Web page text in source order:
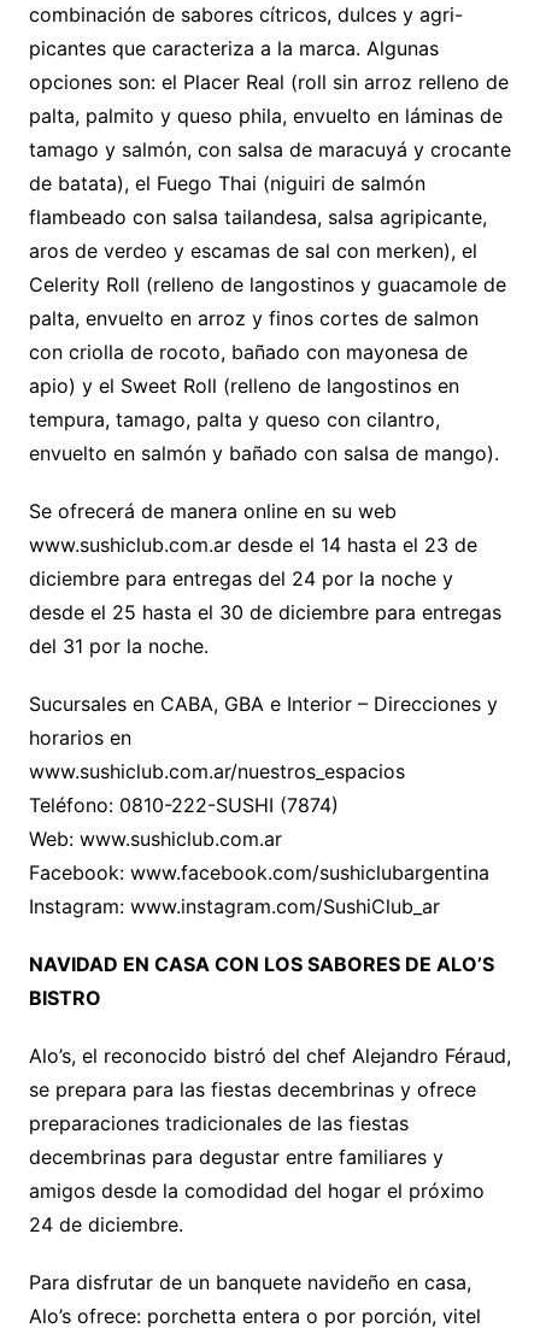
combinación de sabores cítricos, dulces y agri-
picantes que caracteriza a la marca. Algunas
opciones son: el Placer Real (roll sin arroz relleno de
palta, palmito y queso phila, envuelto en láminas de
tamago y salmón, con salsa de maracuyá y crocante
de batata), el Fuego Thai (niguiri de salmón
flambeado con salsa tailandesa, salsa agripicante,
aros de verdeo y escamas de sal con merken), el
Celerity Roll (relleno de langostinos y guacamole de
palta, envuelto en arroz y finos cortes de salmon
con criolla de rocoto, bañado con mayonesa de
apio) y el Sweet Roll (relleno de langostinos en
tempura, tamago, palta y queso con cilantro,
envuelto en salmón y bañado con salsa de mango).
Se ofrecerá de manera online en su web
www.sushiclub.com.ar desde el 14 hasta el 23 de
diciembre para entregas del 24 por la noche y
desde el 25 hasta el 30 de diciembre para entregas
del 31 por la noche.
Sucursales en CABA, GBA e Interior – Direcciones y
horarios en
www.sushiclub.com.ar/nuestros_espacios
Teléfono: 0810-222-SUSHI (7874)
Web: www.sushiclub.com.ar
Facebook: www.facebook.com/sushiclubargentina
Instagram: www.instagram.com/SushiClub_ar
NAVIDAD EN CASA CON LOS SABORES DE ALO’S
BISTRO
Alo’s, el reconocido bistró del chef Alejandro Féraud,
se prepara para las fiestas decembrinas y ofrece
preparaciones tradicionales de las fiestas
decembrinas para degustar entre familiares y
amigos desde la comodidad del hogar el próximo
24 de diciembre.
Para disfrutar de un banquete navideño en casa,
Alo’s ofrece: porchetta entera o por porción, vitel